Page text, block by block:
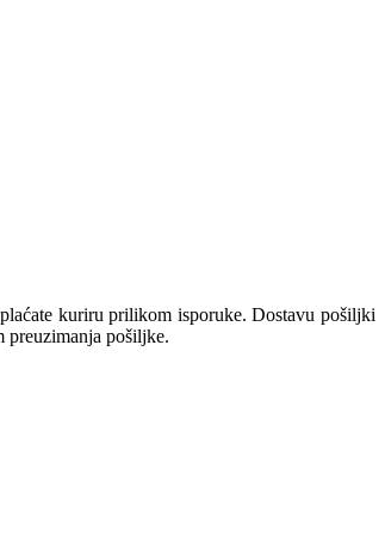
kuriru prilikom isporuke. Dostavu pošiljki
preuzimanja pošiljke.